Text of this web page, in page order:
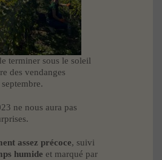
terminer sous le soleil
des vendanges
ne nous aura pas
assez précoce, suivi
humide et marqué par